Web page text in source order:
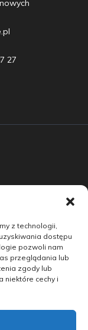
z technologii,
dostępu
pozwoli nam
przeglądania lub
zgody lub
niektóre cechy i
27